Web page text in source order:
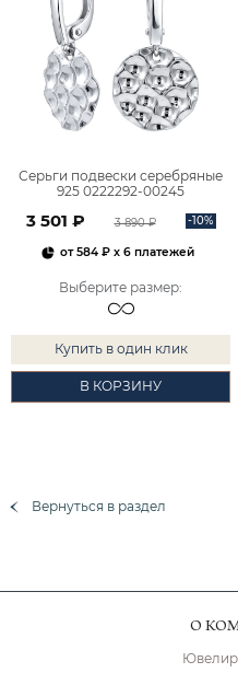
Серьги подвески серебряные
925 0222292-00245
3 501 ₽ 3 890 ₽ -10%
от584 ₽ x 6 платежей
Выберите размер:
Купить в один клик
В КОРЗИНУ
Вернуться в раздел
О